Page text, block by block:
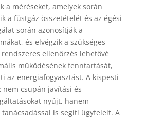
a méréseket, amelyek során
a füstgáz összetételét és az égési
során azonosítják a
és elvégzik a szükséges
ellenőrzés lehetővé
működésének fenntartását,
az energiafogyasztást. A kispesti
nem csupán javítási és
nyújt, hanem
is segíti ügyfeleit. A